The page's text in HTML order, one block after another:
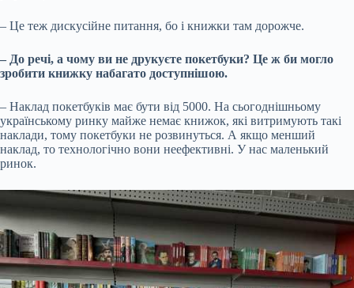
– Це теж дискусійне питання, бо і книжки там дорожче.
– До речі, а чому ви не друкуєте покетбуки? Це ж би могло
зробити книжку набагато доступнішою.
– Наклад покетбуків має бути від 5000. На сьогоднішньому
українському ринку майже немає книжок, які витримують такі
наклади, тому покетбуки не розвинуться. А якщо менший
наклад, то технологічно вони неефективні. У нас маленький
ринок.